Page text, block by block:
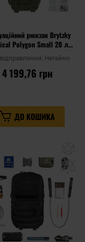
рюкзак Brytzky
Polygon Small 20 л
- зі спорядженням
Негайно
4 199,76 грн
ДО КОШИКА